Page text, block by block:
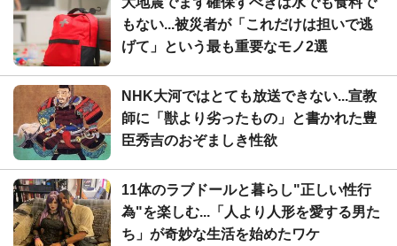
もない...被災者が「これだけは担いで逃
げて」という最も重要なモノ2選
NHK大河ではとても放送できない...宣教
師に「獣より劣ったもの」と書かれた豊
臣秀吉のおぞましき性欲
11体のラブドールと暮らし"正しい性行
為"を楽しむ...「人より人形を愛する男た
ち」が奇妙な生活を始めたワケ